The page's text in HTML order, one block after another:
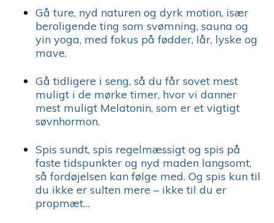
Gå ture, nyd naturen og dyrk motion, især
beroligende ting som svømning, sauna og
yin yoga, med fokus på fødder, lår, lyske og
mave.
Gå tidligere i seng, så du får sovet mest
muligt i de mørke timer, hvor vi danner
mest muligt Melatonin, som er et vigtigt
søvnhormon.
Spis sundt, spis regelmæssigt og spis på
faste tidspunkter og nyd maden langsomt,
så fordøjelsen kan følge med. Og spis kun til
du ikke er sulten mere – ikke til du er
propmæt…